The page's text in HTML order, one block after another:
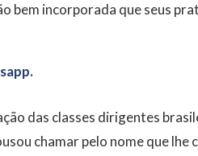
bem incorporada que seus
das classes dirigentes
chamar pelo nome que lhe